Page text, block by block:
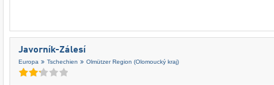
Javorník-Zálesí
Europa Tschechien Olmützer Region (Olomoucký kraj)